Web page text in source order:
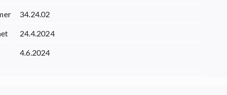
34.24.02
24.4.2024
4.6.2024